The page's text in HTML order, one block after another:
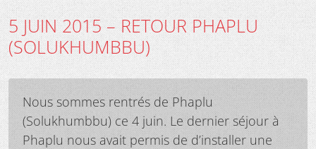
5 JUIN 2015 – RETOUR PHAPLU
(SOLUKHUMBBU)
Nous sommes rentrés de Phaplu
(Solukhumbbu) ce 4 juin. Le dernier séjour à
Phaplu nous avait permis de d’installer une